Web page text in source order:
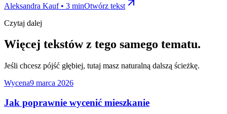
Aleksandra Kauf • 3 minOtwórz tekst
Czytaj dalej
Więcej tekstów z tego samego tematu.
Jeśli chcesz pójść głębiej, tutaj masz naturalną dalszą ścieżkę.
Wycena9 marca 2026
Jak poprawnie wycenić mieszkanie